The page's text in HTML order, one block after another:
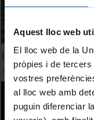
Aquest lloc web
El lloc web de la
pròpies i de
vostres
al lloc web amb
puguin diferenciar
Química de l'aigua
24 Mayo, 2018